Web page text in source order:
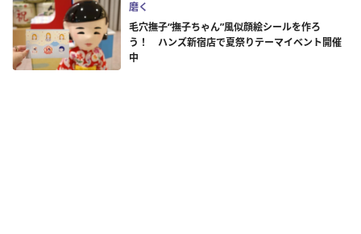
磨く
毛穴撫子“撫子ちゃん”風似顔絵シールを作ろ
う！ ハンズ新宿店で夏祭りテーマイベント開催
中